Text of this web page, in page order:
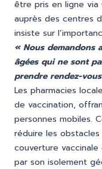
être pris en ligne via
auprès des centres
insiste sur
« Nous demandons
âgées qui ne sont
prendre rendez-
Les pharmacies
de vaccination,
personnes mobiles.
réduire les
couverture
par son isolement